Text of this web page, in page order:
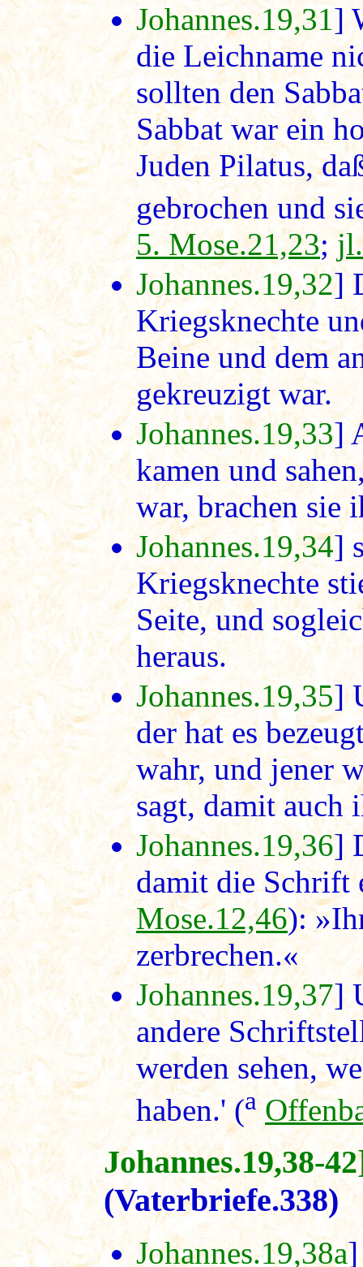
Johannes.19,31]
die Leichname
sollten den
Sabbat war ein
Juden Pilatus,
gebrochen und
5. Mose.21,23;
Johannes.19,32]
Kriegsknechte
Beine und dem
gekreuzigt war.
Johannes.19,33]
kamen und
war, brachen sie
Johannes.19,34]
Kriegsknechte
Seite, und
heraus.
Johannes.19,35]
der hat es
wahr, und jener
sagt, damit auch
Johannes.19,36]
damit die Schrift
Mose.12,46):
zerbrechen.«
Johannes.19,37]
andere
werden sehen,
haben.' (a
Johannes.19,38-
(Vaterbriefe.338)
Johannes.19,38a]